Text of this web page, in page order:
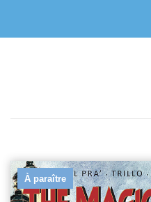
À paraître